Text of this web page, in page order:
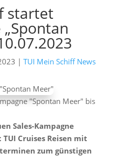
startet
| TUI Mein Schiff News
"Spontan Meer" bis
Sales-Kampagne
Cruises Reisen mit
zum günstigen